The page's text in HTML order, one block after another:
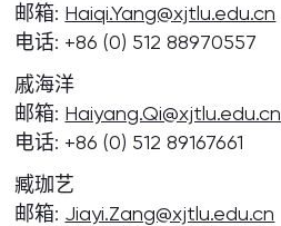
邮箱: Haiqi.Yang@xjtlu.edu.cn
电话: +86 (0) 512 88970557
戚海洋
邮箱: Haiyang.Qi@xjtlu.edu.cn
电话: +86 (0) 512 89167661
臧珈艺
邮箱: Jiayi.Zang@xjtlu.edu.cn